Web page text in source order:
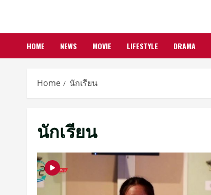
HOME NEWS MOVIE LIFESTYLE DRAMA
Home นักเรียน
นักเรียน